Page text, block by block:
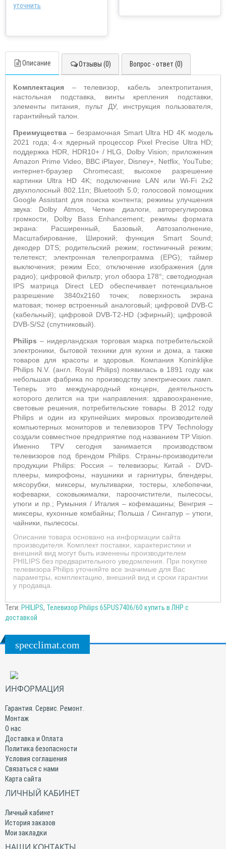
уточнить
Описание Отзывы (0) Вопрос - ответ (0)
Комплектация – телевизор, кабель электропитания,
настольная подставка, винты крепления подставки,
элементы питания, пульт ДУ,
инструкция пользователя,
гарантийный талон.
Преимущества – безрамочная Smart Ultra HD 4K модель
2021 года; 4-х ядерный процессор Pixel Precise Ultra HD;
поддержка HDR HDR10+ / HLG Dolby Vision; приложения
Amazon Prime Video BBC iPlayer Disney+, Netflix , YouTube;
интернет-браузер Chromecast; высокое разрешение
картинки Ultra HD 4K; подключение LAN или Wi-Fi 2x2
двухполосный 802.11 n; Bluetooth 5.0; голосовой помощник
Google Assistant для поиска контента; режимы улучшения
звука: Dolby Atmos, Четкие диалоги, авторегулировка
громкости, Dolby Bass Enhancement; режимы формата
экрана: Расширенный, Базовый, Автозаполнение,
Масштабирование, Широкий; функция Smart Sound;
декодер DTS; родительский режим; гостиничный режим;
телетекст; электронная телепрограмма (EPG); таймер
выключения; режим Eco; отключение изображения (для
радио); цифровой фильтр; угол обзора 178°; светодиодная
IPS
матрица Direct LED обеспечивает потенциальное
разрешение 3840x2160 точек; поверхность экрана
матовая; тюнер встроенный аналоговый; цифровой DVB-C
(кабельный); цифровой DVB-T2-HD (эфирный); цифровой
DVB-S/S2 (спутниковый).
Philips – нидерландская торговая марка потребительской
электроники, бытовой техники для кухни и дома, а также
товаров для красоты и здоровья. Компания Koninklijke
Philips N.V. (англ. Royal Philips) появилась в 1891 году как
небольшая фабрика по производству электрических ламп.
Теперь это международный концерн, деятельность
которого делится на три направления: здравоохранение,
световые решения, потребительские товары. В 2012 году
Philips и один из крупнейших мировых производителей
компьютерных мониторов и телевизоров TPV Technology
создали совместное предприятие под названием TP Vision.
Именно TPV сегодня занимается производством
телевизоров под брендом Philips. Страны-производители
продукции Philips: Россия – телевизоры; Китай - DVD-
плееры, микрофоны, наушники и гарнитуры, блендеры,
мясорубки, миксеры, мультиварки, тостеры, хлебопечки,
кофеварки, соковыжималки, пароочистители, пылесосы,
утюги и пр.; Румыния / Италия – кофемашины; Венгрия –
миксеры, кухонные комбайны; Польша / Сингапур – утюги,
чайники, пылесосы.
Описание товара основано на информации сайта
производителя. Комплект поставки, характеристики и
внешний вид могут быть изменены производителем
PHILIPS без предварительного уведомления. При покупке
телевизора Philips уточняйте все значимые для Вас
параметры, комплектацию, внешний вид и сроки гарантии
у продавца.
Теги: PHILIPS, Телевизор Philips 65PUS7406/60 купить в ЛНР с
доставкой
specclimat.com
ИНФОРМАЦИЯ
Гарантия. Сервис. Ремонт.
Монтаж
О нас
Доставка и Оплата
Политика безопасности
Условия соглашения
Связаться с нами
Карта сайта
ЛИЧНЫЙ КАБИНЕТ
Личный кабинет
История заказов
Мои закладки